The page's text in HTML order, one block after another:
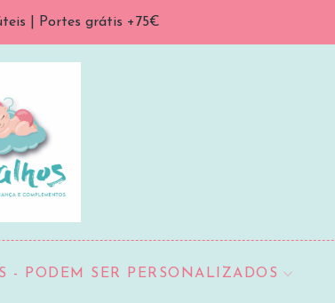
| Portes grátis +75€
- PODEM SER PERSONALIZADOS